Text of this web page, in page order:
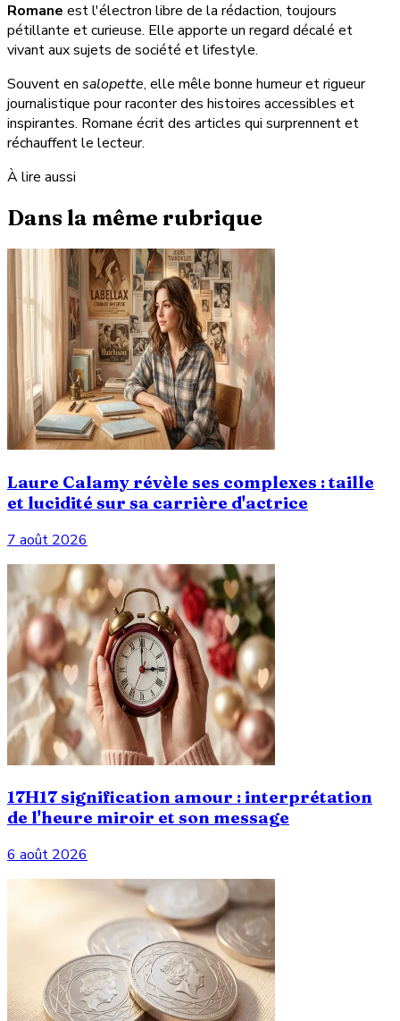
Romane est l'électron libre de la rédaction, toujours
pétillante et curieuse. Elle apporte un regard décalé et
vivant aux sujets de société et lifestyle.
Souvent en salopette, elle mêle bonne humeur et rigueur
journalistique pour raconter des histoires accessibles et
inspirantes. Romane écrit des articles qui surprennent et
réchauffent le lecteur.
À lire aussi
Dans la même rubrique
Laure Calamy révèle ses complexes : taille
et lucidité sur sa carrière d'actrice
7 août 2026
17H17 signification amour : interprétation
de l'heure miroir et son message
6 août 2026